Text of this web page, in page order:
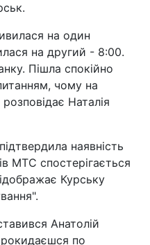
на один
на другий - 8:00.
Пішла спокійно
чому на
Наталія
наявність
МТС спостерігається
Курську
Анатолій
по